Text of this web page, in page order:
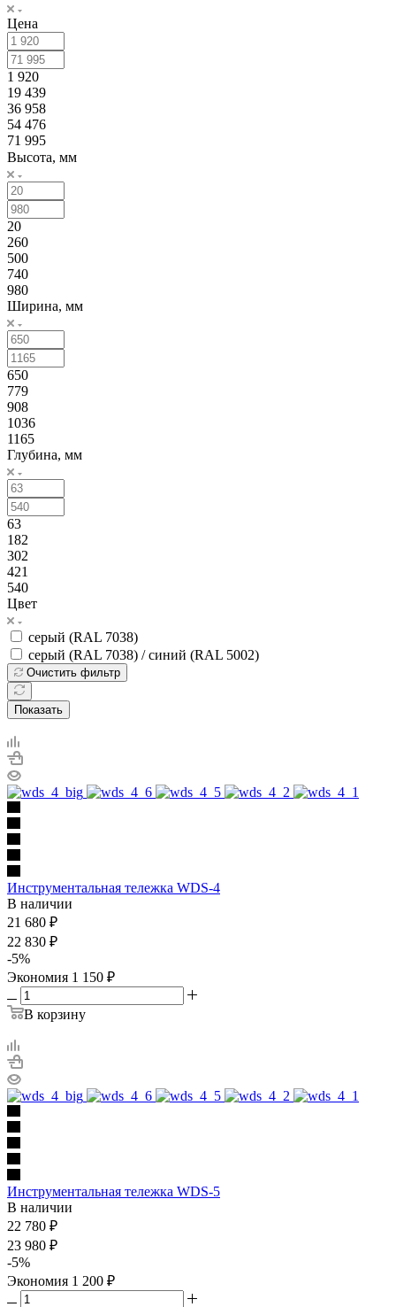
Цена
1 920
19 439
36 958
54 476
71 995
Высота, мм
20
260
500
740
980
Ширина, мм
650
779
908
1036
1165
Глубина, мм
63
182
302
421
540
Цвет
серый (RAL 7038)
серый (RAL 7038) / синий (RAL 5002)
Очистить фильтр
Показать
Инструментальная тележка WDS-4
В наличии
21 680 ₽
22 830 ₽
-5%
Экономия 1 150 ₽
В корзину
Инструментальная тележка WDS-5
В наличии
22 780 ₽
23 980 ₽
-5%
Экономия 1 200 ₽